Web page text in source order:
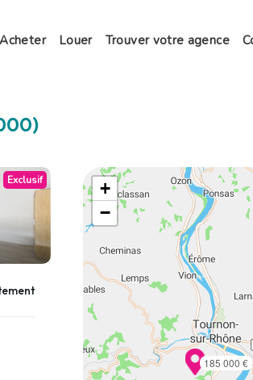
Acheter Louer Trouver votre agence
Exclusif
185 000 €
+
−